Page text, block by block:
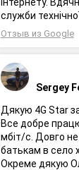
служби
інженерам за
сервісне
роки після
прийняте тоді
обладнання в компанії 3G
4G star).
Отзыв из Google
Sergey
Дякую 4G Star за
Все добре
мбіт/с. Довго не
батькам в село
Окреме дякую